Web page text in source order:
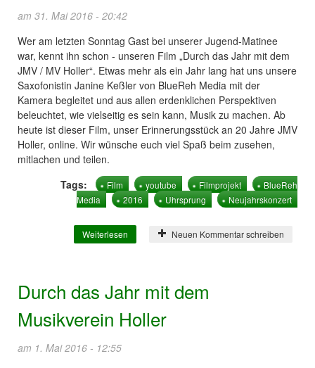
am 31. Mai 2016 - 20:42
Wer am letzten Sonntag Gast bei unserer Jugend-Matinee
war, kennt ihn schon - unseren Film „Durch das Jahr mit dem
JMV / MV Holler“. Etwas mehr als ein Jahr lang hat uns unsere
Saxofonistin Janine Keßler von BlueReh Media mit der
Kamera begleitet und aus allen erdenklichen Perspektiven
beleuchtet, wie vielseitig es sein kann, Musik zu machen. Ab
heute ist dieser Film, unser Erinnerungsstück an 20 Jahre JMV
Holler, online. Wir wünsche euch viel Spaß beim zusehen,
mitlachen und teilen.
Tags:
Film youtube Filmprojekt
BlueReh
Media
2016 Uhrsprung Neujahrskonzert
Weiterlesen über Forget You vom Vororchester online
Neuen Kommentar schreiben
Durch das Jahr mit dem
Musikverein Holler
am 1. Mai 2016 - 12:55